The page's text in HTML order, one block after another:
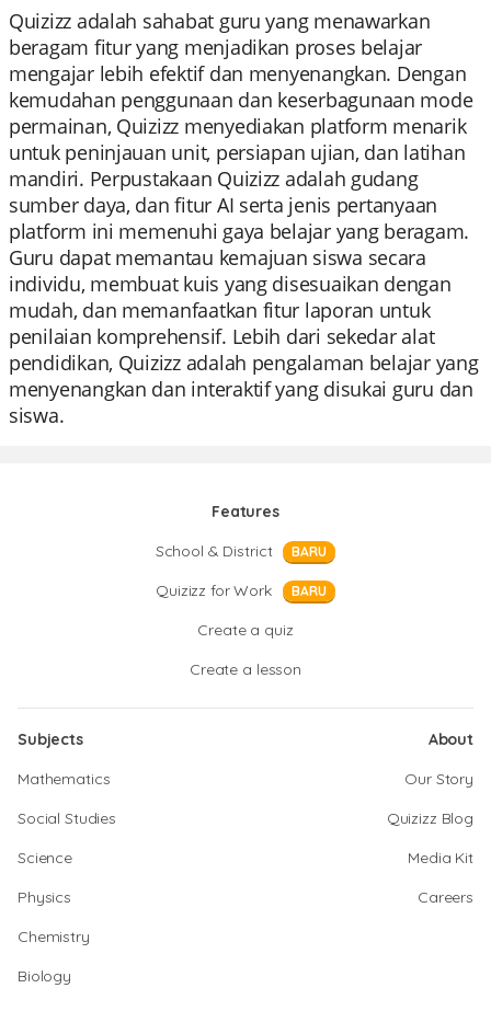
Quizizz adalah sahabat guru yang menawarkan
beragam fitur yang menjadikan proses belajar
mengajar lebih efektif dan menyenangkan. Dengan
kemudahan penggunaan dan keserbagunaan mode
permainan, Quizizz menyediakan platform menarik
untuk peninjauan unit, persiapan ujian, dan latihan
mandiri. Perpustakaan Quizizz adalah gudang
sumber daya, dan fitur AI serta jenis pertanyaan
platform ini memenuhi gaya belajar yang beragam.
Guru dapat memantau kemajuan siswa secara
individu, membuat kuis yang disesuaikan dengan
mudah, dan memanfaatkan fitur laporan untuk
penilaian komprehensif. Lebih dari sekedar alat
pendidikan, Quizizz adalah pengalaman belajar yang
menyenangkan dan interaktif yang disukai guru dan
siswa.
Features
School & District
BARU
Quizizz for Work BARU
Create a quiz
Create a lesson
Subjects
Mathematics
Social Studies
Science
Physics
Chemistry
Biology
About
Our Story
Quizizz Blog
Media Kit
Careers